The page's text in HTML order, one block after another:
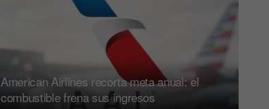
American Airlines recorta meta anual: el
combustible frena sus ingresos